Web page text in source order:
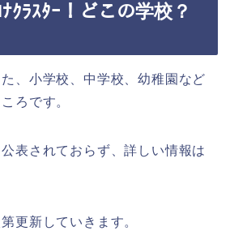
ｸﾗｽﾀｰ！どこの学校？
、小学校、中学校、幼稚園など
ろです。
表されておらず、詳しい情報は
更新していきます。